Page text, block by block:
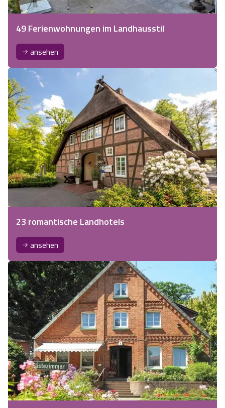
49 Ferienwohnungen im Landhausstil
ansehen
23 romantische Landhotels
ansehen